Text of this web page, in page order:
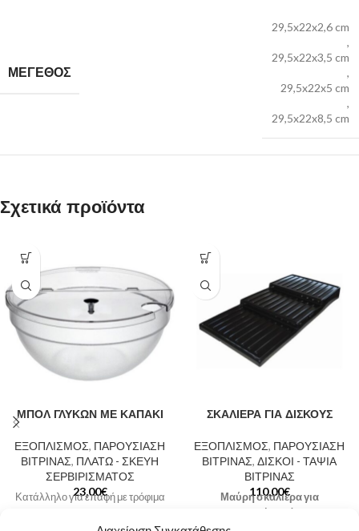
ΜΕΓΕΘΟΣ
29,5x22x2,6 cm
,
29,5x22x3,5 cm
,
29,5x22x5 cm
,
29,5x22x8,5 cm
Σχετικά προϊόντα
ΜΠΟΛ ΓΛΥΚΩΝ ΜΕ ΚΑΠΑΚΙ
ΕΞΟΠΛΙΣΜΟΣ, ΠΑΡΟΥΣΙΑΣΗ
ΒΙΤΡΙΝΑΣ, ΠΛΑΤΩ - ΣΚΕΥΗ
ΣΕΡΒΙΡΙΣΜΑΤΟΣ
23,00€
Κατάλληλο για επαφή με τρόφιμα
ΣΚΑΛΙΕΡΑ ΓΙΑ ΔΙΣΚΟΥΣ
ΕΞΟΠΛΙΣΜΟΣ, ΠΑΡΟΥΣΙΑΣΗ
ΒΙΤΡΙΝΑΣ, ΔΙΣΚΟΙ - ΤΑΨΙΑ
ΒΙΤΡΙΝΑΣ
110,00€
Μαύρη σκαλιέρα για